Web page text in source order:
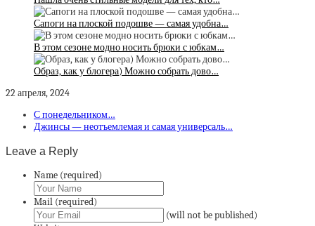
Сапоги на плоской подошве — самая удобна…
В этом сезоне модно носить брюки с юбкам…
Образ, как у блогера) Можно собрать дово…
22 апреля, 2024
С понедельником…
Джинсы — неотъемлемая и самая универсаль…
Leave a Reply
Name (required)
Mail (required)
(will not be published)